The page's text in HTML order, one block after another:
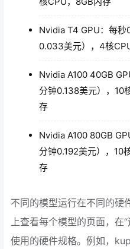
Nvidia T4 GPU：每
0.033美元），4核
Nvidia A100 40GB
分钟0.138美元），10
存
Nvidia A100 80GB
分钟0.192美元），10
存
不同的模型运行在不同的硬
上查看每个模型的页面，在
使用的硬件规格。例如，